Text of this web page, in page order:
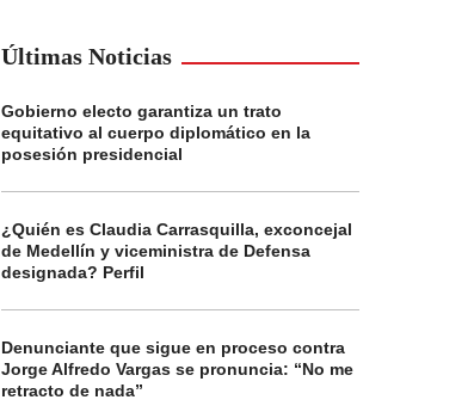
Últimas Noticias
Gobierno electo garantiza un trato
equitativo al cuerpo diplomático en la
posesión presidencial
¿Quién es Claudia Carrasquilla, exconcejal
de Medellín y viceministra de Defensa
designada? Perfil
Denunciante que sigue en proceso contra
Jorge Alfredo Vargas se pronuncia: “No me
retracto de nada”